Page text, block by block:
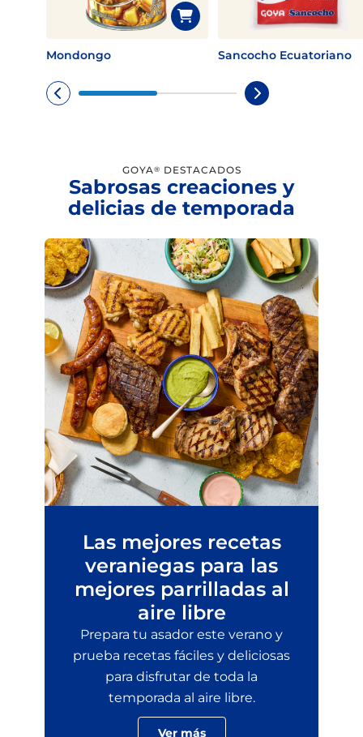
Mondongo Sancocho Ecuatoriano
GOYA® DESTACADOS
Sabrosas creaciones y
delicias de temporada
Las mejores recetas
veraniegas para las
mejores parrilladas al
aire libre
Prepara tu asador este verano y
prueba recetas fáciles y deliciosas
para disfrutar de toda la
temporada al aire libre.
Ver más